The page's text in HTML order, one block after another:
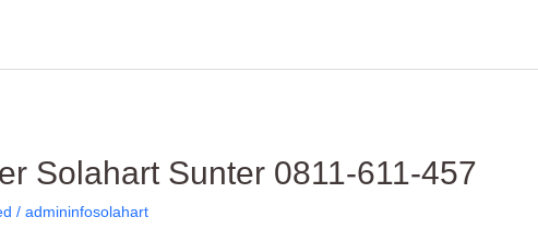
Solahart Sunter 0811-611-457
/admininfosolahart